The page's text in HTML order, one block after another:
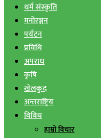
धर्म संस्कृति
मनोरञ्जन
पर्यटन
प्रविधि
अपराध
कृषि
खेलकुद
अन्तराष्ट्रिय
विविध
हाम्रो विचार